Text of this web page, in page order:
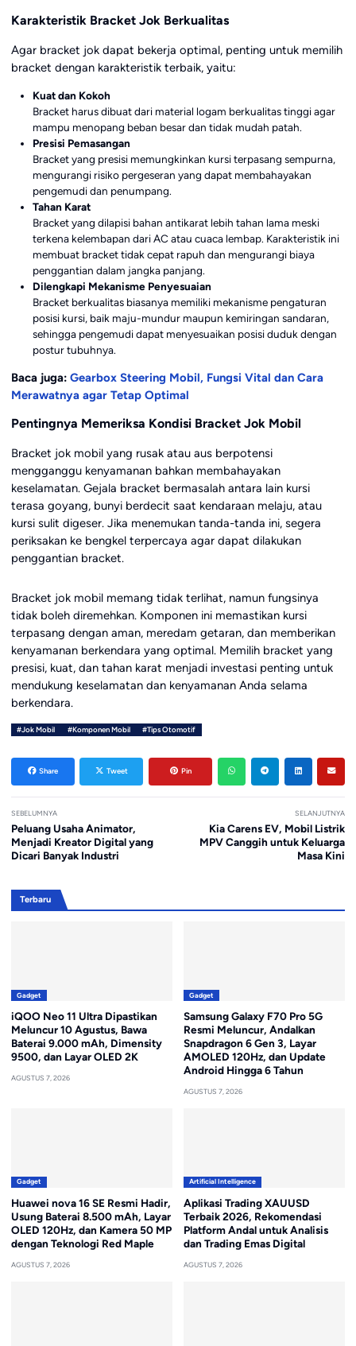
Karakteristik Bracket Jok Berkualitas
Agar bracket jok dapat bekerja optimal, penting untuk memilih
bracket dengan karakteristik terbaik, yaitu:
Kuat dan Kokoh
Bracket harus dibuat dari material logam berkualitas tinggi agar
mampu menopang beban besar dan tidak mudah patah.
Presisi Pemasangan
Bracket yang presisi memungkinkan kursi terpasang sempurna,
mengurangi risiko pergeseran yang dapat membahayakan
pengemudi dan penumpang.
Tahan Karat
Bracket yang dilapisi bahan antikarat lebih tahan lama meski
terkena kelembapan dari AC atau cuaca lembap. Karakteristik ini
membuat bracket tidak cepat rapuh dan mengurangi biaya
penggantian dalam jangka panjang.
Dilengkapi Mekanisme Penyesuaian
Bracket berkualitas biasanya memiliki mekanisme pengaturan
posisi kursi, baik maju-mundur maupun kemiringan sandaran,
sehingga pengemudi dapat menyesuaikan posisi duduk dengan
postur tubuhnya.
Baca juga: Gearbox Steering Mobil, Fungsi Vital dan Cara
Merawatnya agar Tetap Optimal
Pentingnya Memeriksa Kondisi Bracket Jok Mobil
Bracket jok mobil yang rusak atau aus berpotensi
mengganggu kenyamanan bahkan membahayakan
keselamatan. Gejala bracket bermasalah antara lain kursi
terasa goyang, bunyi berdecit saat kendaraan melaju, atau
kursi sulit digeser. Jika menemukan tanda-tanda ini, segera
periksakan ke bengkel terpercaya agar dapat dilakukan
penggantian bracket.
Bracket jok mobil memang tidak terlihat, namun fungsinya
tidak boleh diremehkan. Komponen ini memastikan kursi
terpasang dengan aman, meredam getaran, dan memberikan
kenyamanan berkendara yang optimal. Memilih bracket yang
presisi, kuat, dan tahan karat menjadi investasi penting untuk
mendukung keselamatan dan kenyamanan Anda selama
berkendara.
#Jok Mobil #Komponen Mobil #Tips Otomotif
Share Tweet Pin
SEBELUMNYA
Peluang Usaha Animator,
Menjadi Kreator Digital yang
Dicari Banyak Industri
SELANJUTNYA
Kia Carens EV, Mobil Listrik
MPV Canggih untuk Keluarga
Masa Kini
Terbaru
Gadget
iQOO Neo 11 Ultra Dipastikan
Meluncur 10 Agustus, Bawa
Baterai 9.000 mAh, Dimensity
9500, dan Layar OLED 2K
AGUSTUS 7, 2026
Gadget
Samsung Galaxy F70 Pro 5G
Resmi Meluncur, Andalkan
Snapdragon 6 Gen 3, Layar
AMOLED 120Hz, dan Update
Android Hingga 6 Tahun
AGUSTUS 7, 2026
Gadget
Huawei nova 16 SE Resmi Hadir,
Usung Baterai 8.500 mAh, Layar
OLED 120Hz, dan Kamera 50 MP
dengan Teknologi Red Maple
AGUSTUS 7, 2026
Artificial Intelligence
Aplikasi Trading XAUUSD
Terbaik 2026, Rekomendasi
Platform Andal untuk Analisis
dan Trading Emas Digital
AGUSTUS 7, 2026